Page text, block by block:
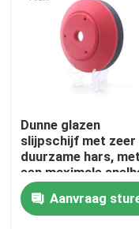
Dunne glazen
slijpschijf met zeer
duurzame hars, met
een maximale
van minder dan 2800
RPM,
voor stabiliteit en
Aanvraag